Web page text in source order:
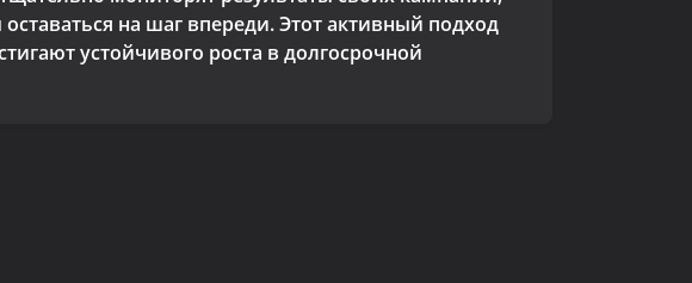
на шаг впереди. Этот активный подход
устойчивого роста в долгосрочной